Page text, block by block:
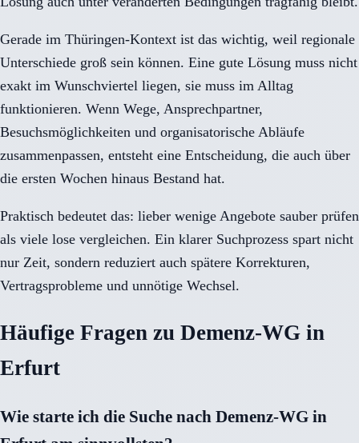
Gerade im Thüringen-Kontext ist das wichtig, weil regionale
Unterschiede groß sein können. Eine gute Lösung muss nicht
exakt im Wunschviertel liegen, sie muss im Alltag
funktionieren. Wenn Wege, Ansprechpartner,
Besuchsmöglichkeiten und organisatorische Abläufe
zusammenpassen, entsteht eine Entscheidung, die auch über
die ersten Wochen hinaus Bestand hat.
Praktisch bedeutet das: lieber wenige Angebote sauber prüfen
als viele lose vergleichen. Ein klarer Suchprozess spart nicht
nur Zeit, sondern reduziert auch spätere Korrekturen,
Vertragsprobleme und unnötige Wechsel.
Häufige Fragen zu Demenz-WG in
Erfurt
Wie starte ich die Suche nach Demenz-WG in